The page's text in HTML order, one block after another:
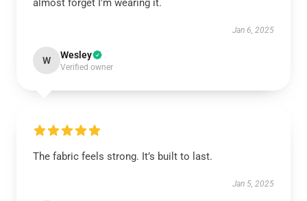
almost forget I'm wearing it.
Jan 6, 2025
W Wesley
Verified owner
The fabric feels strong. It’s built to last.
Jan 5, 2025